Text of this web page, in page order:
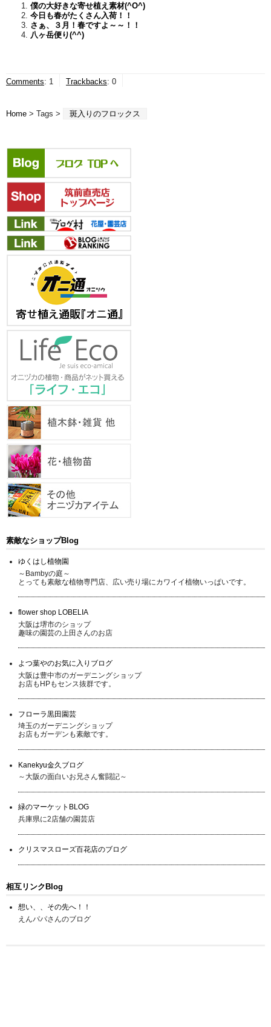
僕の大好きな寄せ植え素材(^O^)
今日も春がたくさん入荷！！
さぁ、３月！春ですよ～～！！
八ヶ岳便り(^^)
Comments: 1 Trackbacks: 0
Home > Tags > 斑入りのフロックス
素敵なショップBlog
ゆくはし植物園
～Bambyの庭～
とっても素敵な植物専門店、広い売り場にカワイイ植物いっぱいです。
flower shop LOBELIA
大阪は堺市のショップ
趣味の園芸の上田さんのお店
よつ葉やのお気に入りブログ
大阪は豊中市のガーデニングショップ
お店もHPもセンス抜群です。
フローラ黒田園芸
埼玉のガーデニングショップ
お店もガーデンも素敵です。
Kanekyu金久ブログ
～大阪の面白いお兄さん奮闘記～
緑のマーケットBLOG
兵庫県に2店舗の園芸店
クリスマスローズ百花店のブログ
相互リンクBlog
想い、、その先へ！！
えんパパさんのブログ